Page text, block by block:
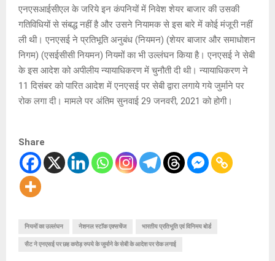
एनएसआईसीएल के जरिये इन कंपनियों में निवेश शेयर बाजार की उसकी
गतिविधियों से संबद्ध नहीं है और उसने नियामक से इस बारे में कोई मंजूरी नहीं
ली थी। एनएसई ने प्रतिभूति अनुबंध (नियमन) (शेयर बाजार और समाधोशन
निगम) (एसईसीसी नियमन) नियमों का भी उल्लंघन किया है। एनएसई ने सेबी
के इस आदेश को अपीलीय न्यायाधिकरण में चुनौती दी थी। न्यायाधिकरण ने
11 दिसंबर को पारित आदेश में एनएसई पर सेबी द्वारा लगाये गये जुर्माने पर
रोक लगा दी। मामले पर अंतिम सुनवाई 29 जनवरी, 2021 को होगी।
Share
नियमों का उल्लंघन नेशनल स्टॉक एक्सचेंज भारतीय प्रतिभूति एवं विनिमय बोर्ड
सैट ने एनएसई पर छह करोड़ रुपये के जुर्माने के सेबी के आदेश पर रोक लगाई